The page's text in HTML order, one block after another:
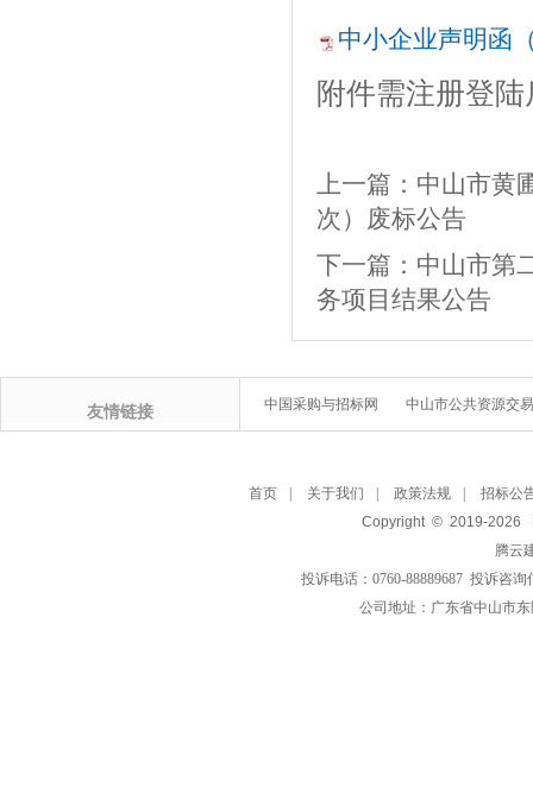
中小企业声明函
附件需注册登
上一篇： 中山市黄
次）废标公告
下一篇： 中山市第
务项目结果公告
友情链接 中国采购与招标网 中山市公共资源交
首页 关于我们 政策法规
招标公
Copyright © 2019-2026
腾云
投诉电话：0760-88889687 投诉咨
公司地址：广东省中山市